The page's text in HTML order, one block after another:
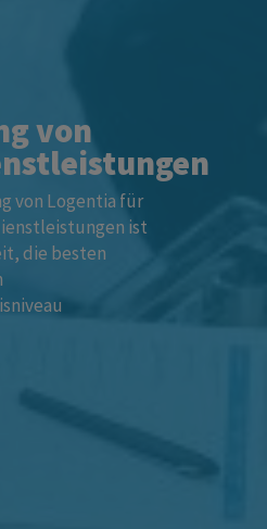
von
von Logentia für
ist
die besten